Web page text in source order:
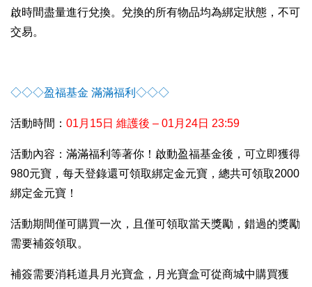
啟時間盡量進行兌換。兌換的所有物品均為綁定狀態，不可
交易。
◇◇◇盈福基金 滿滿福利◇◇◇
活動時間： 01 月15日 維護後 – 01月24日 23:59
活動內容：滿滿福利等著你！啟動盈福基金後，可立即獲得
980元寶，每天登錄還可領取綁定金元寶，總共可領取2000
綁定金元寶！
活動期間僅可購買一次，且僅可領取當天獎勵，錯過的獎勵
需要補簽領取。
補簽需要消耗道具月光寶盒，月光寶盒可從商城中購買獲